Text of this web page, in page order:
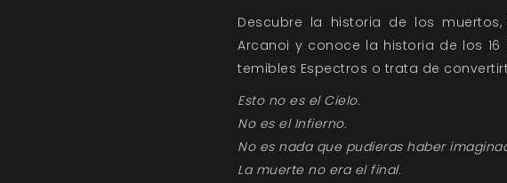
Descubre la historia de los
Arcanoi y conoce la historia de los
temibles Espectros o trata de
Esto no es el Cielo.
No es el Infierno.
No es nada que pudieras haber
La muerte no era el final.